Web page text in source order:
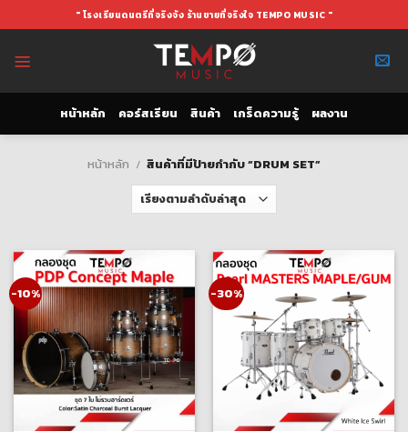
to
" โรงเรียนดนตรีที่จริงจัง ร้านขายที่จริงใจ TEMPO MUSIC "
หน้าหลัก คอร์สเรียน สินค้า เกร็ดความรู้ ผลงาน
หน้าหลัก / สินค้าที่มีป้ายกำกับ “DRUM SET”
-10% -30%